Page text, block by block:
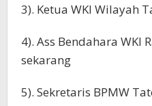
3). Ketua WKI Wilayah
4). Ass Bendahara WKI
sekarang
5). Sekretaris BPMW